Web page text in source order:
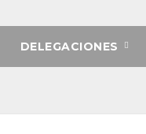
DELEGACIONES